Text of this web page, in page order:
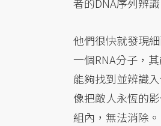
者的DNA序列辨
他們很快就發現
一個RNA分子，
能夠找到並辨識
像把敵人永恆的
組內，無法消除。